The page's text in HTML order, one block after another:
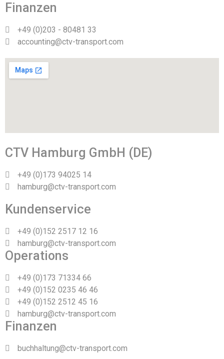
Finanzen
+49 (0)203 - 80481 33
accounting@ctv-transport.com
CTV Hamburg GmbH (DE)
+49 (0)173 94025 14
hamburg@ctv-transport.com
Kundenservice
+49 (0)152 2517 12 16
hamburg@ctv-transport.com
Operations
+49 (0)173 71334 66
+49 (0)152 0235 46 46
+49 (0)152 2512 45 16
hamburg@ctv-transport.com
Finanzen
buchhaltung@ctv-transport.com